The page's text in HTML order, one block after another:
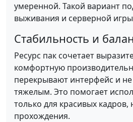
умеренной. Такой вариант
выживания и серверной
Стабильность и
Ресурс пак сочетает
комфортную
перекрывают интерфейс и
тяжелым. Это помогает
только для красивых
прохождения.